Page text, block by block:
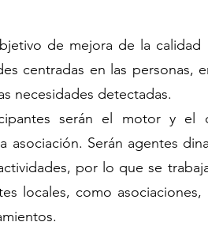
de mejora de la calidad
centradas en las personas,
necesidades detectadas.
serán el motor y el
asociación. Serán agentes
por lo que se
locales, como